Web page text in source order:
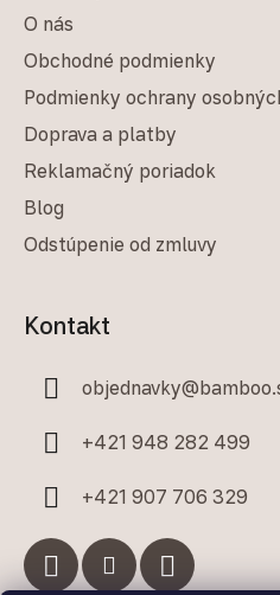
O nás
Obchodné podmienky
Podmienky ochrany
Doprava a platby
Reklamačný poriadok
Blog
Odstúpenie od zmluvy
Kontakt
objednavky@
+421 948 282 499
+421 907 706 329